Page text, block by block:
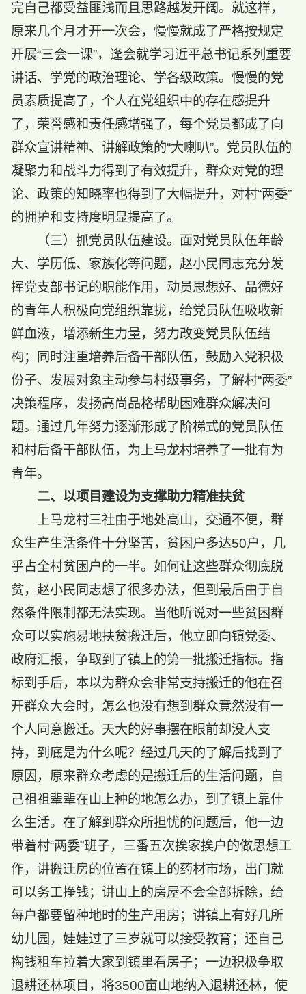
完自己都受益匪浅而且思路越发开阔。就这样，
原来几个月才开一次会，慢慢就成了严格按规定
开展“三会一课”，逢会就学习近平总书记系列重要
讲话、学党的政治理论、学各级政策。慢慢的党
员素质提高了，个人在党组织中的存在感提升
了，荣誉感和责任感增强了，每个党员都成了向
群众宣讲精神、讲解政策的“大喇叭”。党员队伍的
凝聚力和战斗力得到了有效提升，群众对党的理
论、政策的知晓率也得到了大幅提升，对村“两委”
的拥护和支持度明显提高了。
（三）抓党员队伍建设。面对党员队伍年龄
大、学历低、家族化等问题，赵小民同志充分发
挥党支部书记的职能作用，动员思想好、品德好
的青年人积极向党组织靠拢，给党员队伍吸收新
鲜血液，增添新生力量，努力改变党员队伍结
构；同时注重培养后备干部队伍，鼓励入党积极
份子、发展对象主动参与村级事务，了解村“两委”
决策程序，发扬高尚品格帮助困难群众解决问
题。通过几年努力逐渐形成了阶梯式的党员队伍
和村后备干部队伍，为上马龙村培养了一批有为
青年。
二、以项目建设为支撑助力精准扶贫
上马龙村三社由于地处高山，交通不便，群
众生产生活条件十分坚苦，贫困户多达50户，几
乎占全村贫困户的一半。如何让这些群众彻底脱
贫，赵小民同志想了很多办法，但到最后由于自
然条件限制都无法实现。当他听说对一些贫困群
众可以实施易地扶贫搬迁后，他立即向镇党委、
政府汇报，争取到了镇上的第一批搬迁指标。指
标到手后，本以为群众会非常支持搬迁的他在召
开群众大会时，怎么也没有想到群众竟然没有一
个人同意搬迁。天大的好事摆在眼前却没人支
持，到底是为什么呢？经过几天的了解后找到了
原因，原来群众考虑的是搬迁后的生活问题，自
己祖祖辈辈在山上种的地怎么办，到了镇上靠什
么生活。在了解到群众所担忧的问题后，他一边
带着村“两委”班子，三番五次挨家挨户的做思想工
作，讲搬迁房的位置在镇上的药材市场，出门就
可以务工挣钱；讲山上的房屋不会全部拆除，给
每户都要留种地时的生产用房；讲镇上有好几所
幼儿园，娃娃过了三岁就可以接受教育；还自己
掏钱租车拉着大家到镇里看房子；一边积极争取
退耕还林项目，将3500亩山地纳入退耕还林，使